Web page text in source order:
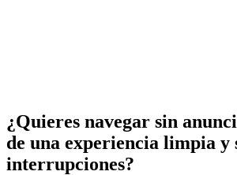
¿Quieres navegar sin
de una experiencia limpia y
interrupciones?